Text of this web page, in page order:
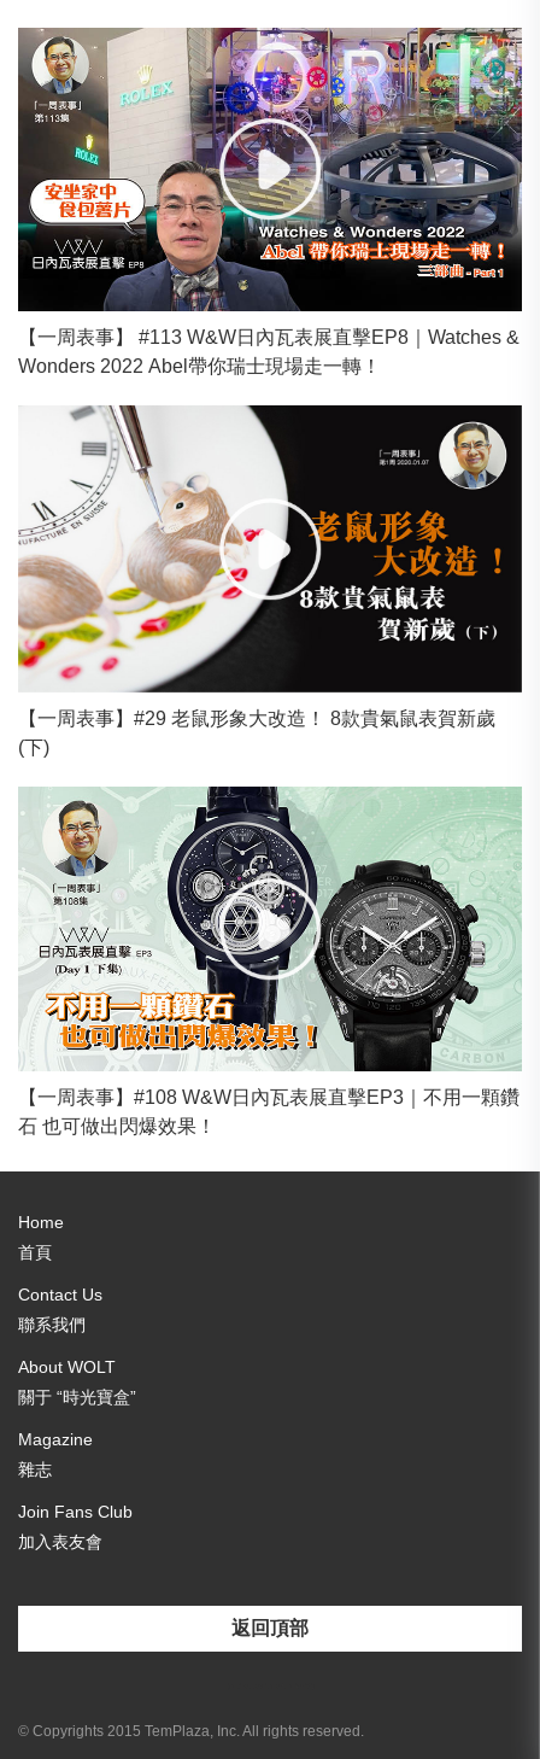
【一周表事】 #113 W&W日內瓦表展直擊EP8｜Watches &
Wonders 2022 Abel帶你瑞士現場走一轉！
【一周表事】#29 老鼠形象大改造！ 8款貴氣鼠表賀新歲
(下)
【一周表事】#108 W&W日內瓦表展直擊EP3｜不用一顆鑽
石 也可做出閃爆效果！
Home
首頁
Contact Us
聯系我們
About WOLT
關于 “時光寶盒”
Magazine
雜志
Join Fans Club
加入表友會
返回頂部
© Copyrights 2015 TemPlaza, Inc. All rights reserved.